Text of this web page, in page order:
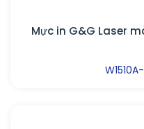
Mực in G&G Laser